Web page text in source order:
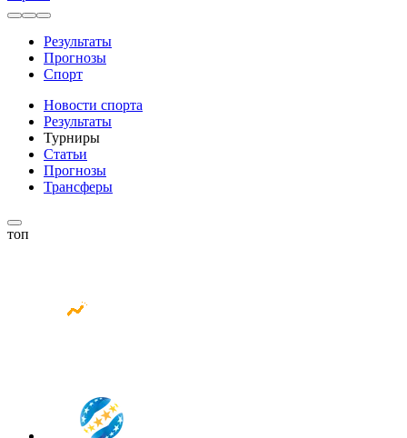
Результаты
Прогнозы
Спорт
Новости спорта
Результаты
Турниры
Статьи
Прогнозы
Трансферы
топ